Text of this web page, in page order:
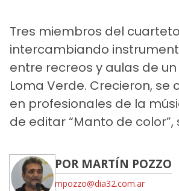
Tres miembros del
intercambiando
entre recreos y aulas de
Loma Verde. Crecieron, se
en profesionales de la
de editar “Manto de color”,
POR MARTÍN POZZO
mpozzo@dia32.com.ar